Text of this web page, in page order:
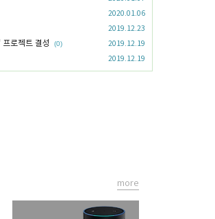
2020.01.06
2019.12.23
로젝트 결성 (0) 2019.12.19
2019.12.19
more